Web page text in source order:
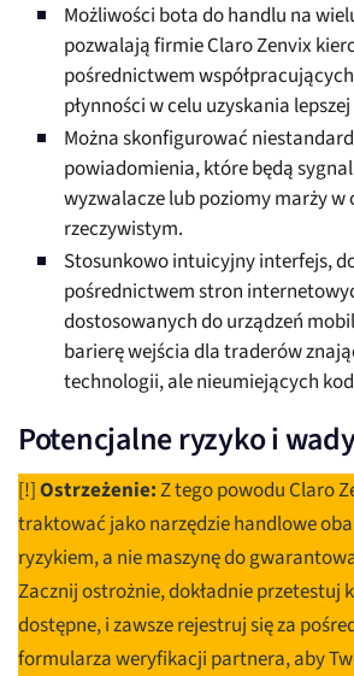
Możliwości bota do handlu na
pozwalają firmie Claro Zenvix
pośrednictwem
płynności w celu uzyskania
Można skonfigurować
powiadomienia, które będą
wyzwalacze lub poziomy marży w
rzeczywistym.
Stosunkowo intuicyjny interfejs,
pośrednictwem stron
dostosowanych do urządzeń
barierę wejścia dla traderów
technologii, ale nieumiejących
Potencjalne ryzyko i
[!]Ostrzeżenie:Z tego powodu Claro
traktować jako narzędzie handlowe
ryzykiem, a nie maszynę do
Zacznij ostrożnie, dokładnie przetestuj
dostępne, i zawsze rejestruj się za
formularza weryfikacji partnera, aby